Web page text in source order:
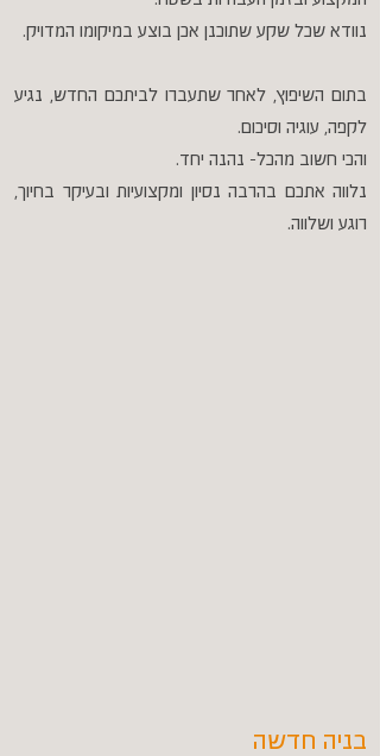
נוודא שכל שקע שתוכנן אכן בוצע במיקומו המדויק.
בתום השיפוץ, לאחר שתעברו לביתכם החדש, נגיע
לקפה, עוגיה וסיכום.
והכי חשוב מהכל- נהנה יחד.
נלווה אתכם בהרבה נסיון ומקצועיות ובעיקר בחיוך,
רוגע ושלווה.
בניה חדשה